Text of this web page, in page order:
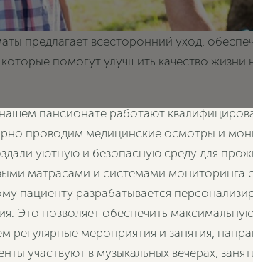
предлагает всесторонний уход,
помогут улучшить качество
пансионате работают
проводим медицинские осмотры и
уютную и безопасную среду для
матрасами и системами мониторинга
пациенту разрабатывается
Это позволяет обеспечить
регулярные мероприятия и занятия,
участвуют в музыкальных вечерах,